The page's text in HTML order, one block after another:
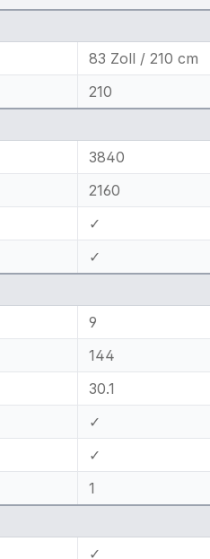
83 Zoll / 210 cm
210
3840
2160
✓
✓
9
144
30.1
✓
✓
1
✓